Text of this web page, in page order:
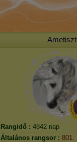
Ametiszt
Rangidő : 4842 nap
Általános rangsor : 801.